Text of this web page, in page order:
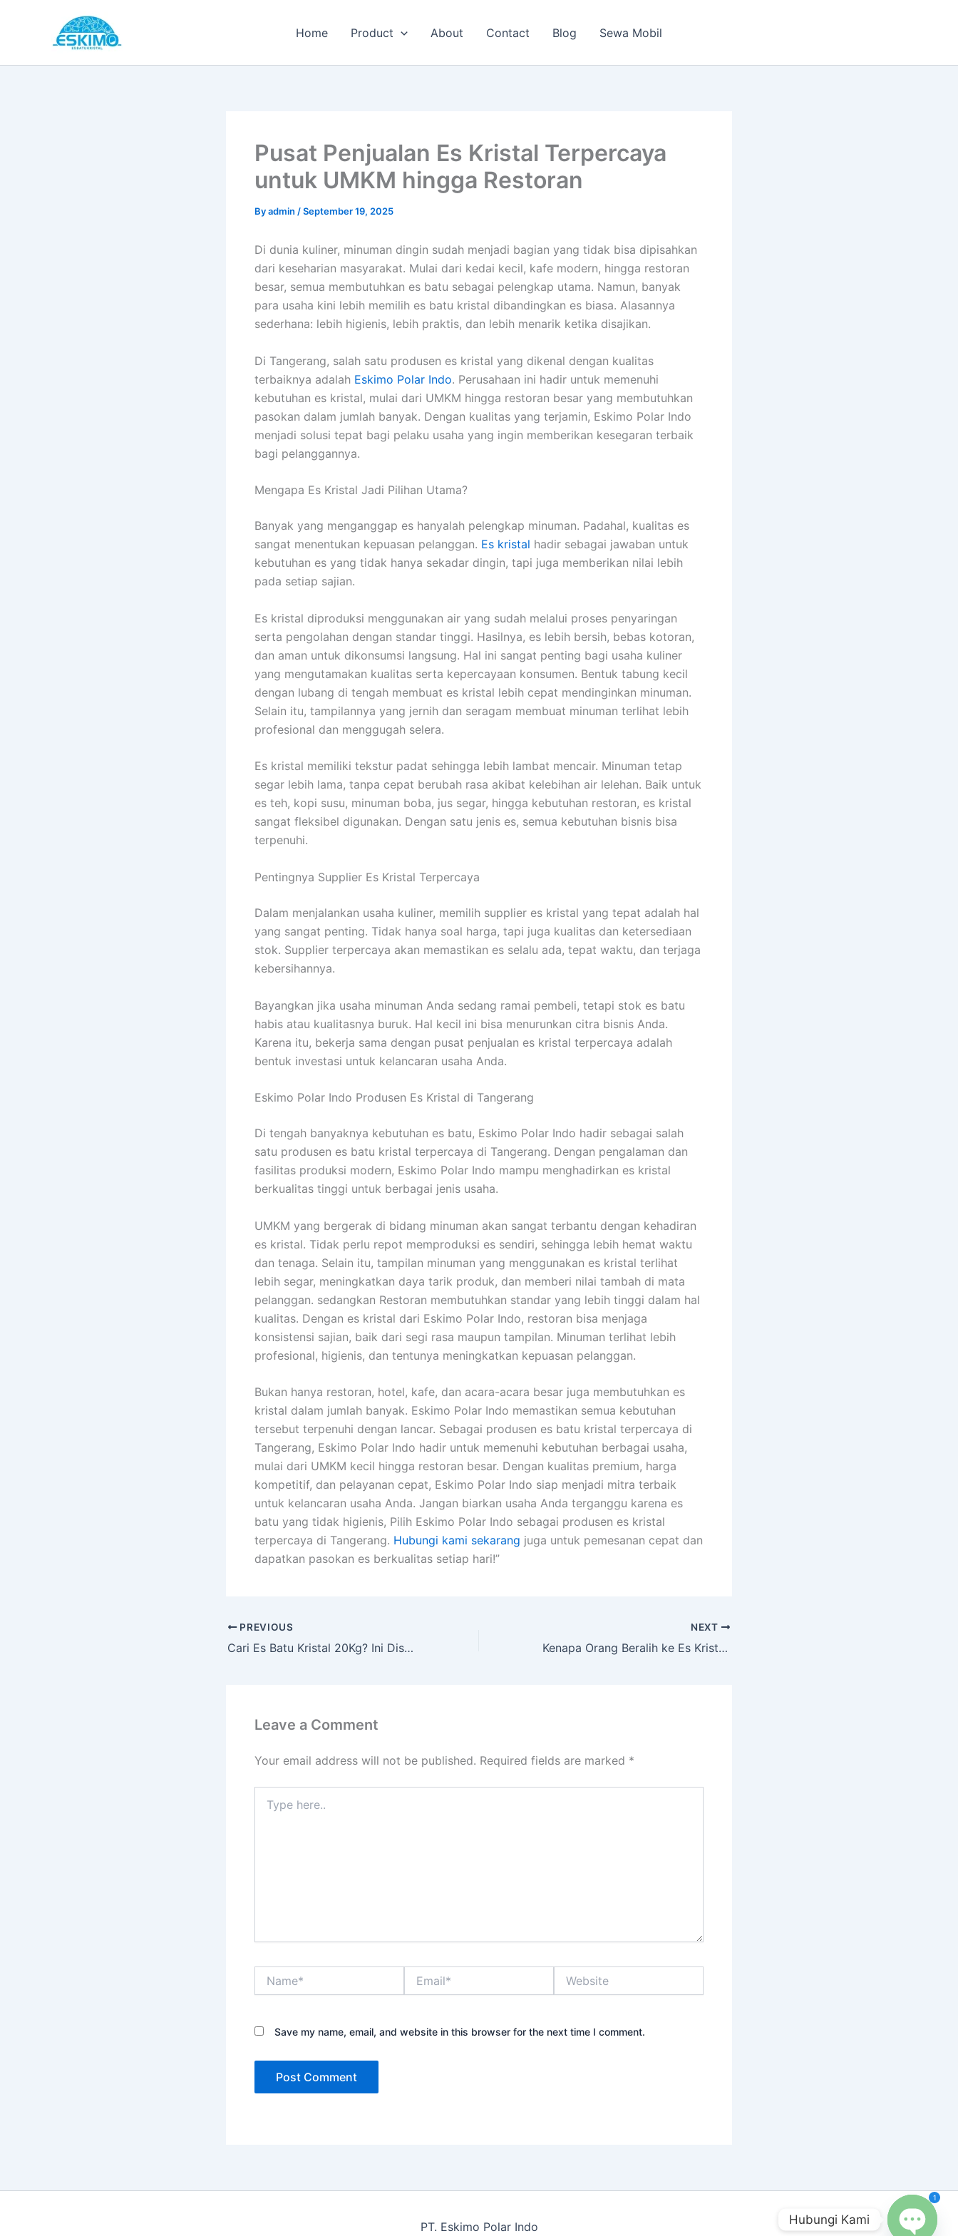
Home Product About Contact Blog Sewa Mobil
Pusat Penjualan Es Kristal Terpercaya
untuk UMKM hingga Restoran
Byadmin /September 19, 2025
Di dunia kuliner, minuman dingin sudah menjadi bagian yang tidak bisa dipisahkan
dari keseharian masyarakat. Mulai dari kedai kecil, kafe modern, hingga restoran
besar, semua membutuhkan es batu sebagai pelengkap utama. Namun, banyak
para usaha kini lebih memilih es batu kristal dibandingkan es biasa. Alasannya
sederhana: lebih higienis, lebih praktis, dan lebih menarik ketika disajikan.
Di Tangerang, salah satu produsen es kristal yang dikenal dengan kualitas
terbaiknya adalah Eskimo Polar Indo. Perusahaan ini hadir untuk memenuhi
kebutuhan es kristal, mulai dari UMKM hingga restoran besar yang membutuhkan
pasokan dalam jumlah banyak. Dengan kualitas yang terjamin, Eskimo Polar Indo
menjadi solusi tepat bagi pelaku usaha yang ingin memberikan kesegaran terbaik
bagi pelanggannya.
Mengapa Es Kristal Jadi Pilihan Utama?
Banyak yang menganggap es hanyalah pelengkap minuman. Padahal, kualitas es
sangat menentukan kepuasan pelanggan. Es kristal hadir sebagai jawaban untuk
kebutuhan es yang tidak hanya sekadar dingin, tapi juga memberikan nilai lebih
pada setiap sajian.
Es kristal diproduksi menggunakan air yang sudah melalui proses penyaringan
serta pengolahan dengan standar tinggi. Hasilnya, es lebih bersih, bebas kotoran,
dan aman untuk dikonsumsi langsung. Hal ini sangat penting bagi usaha kuliner
yang mengutamakan kualitas serta kepercayaan konsumen. Bentuk tabung kecil
dengan lubang di tengah membuat es kristal lebih cepat mendinginkan minuman.
Selain itu, tampilannya yang jernih dan seragam membuat minuman terlihat lebih
profesional dan menggugah selera.
Es kristal memiliki tekstur padat sehingga lebih lambat mencair. Minuman tetap
segar lebih lama, tanpa cepat berubah rasa akibat kelebihan air lelehan. Baik untuk
es teh, kopi susu, minuman boba, jus segar, hingga kebutuhan restoran, es kristal
sangat fleksibel digunakan. Dengan satu jenis es, semua kebutuhan bisnis bisa
terpenuhi.
Pentingnya Supplier Es Kristal Terpercaya
Dalam menjalankan usaha kuliner, memilih supplier es kristal yang tepat adalah hal
yang sangat penting. Tidak hanya soal harga, tapi juga kualitas dan ketersediaan
stok. Supplier terpercaya akan memastikan es selalu ada, tepat waktu, dan terjaga
kebersihannya.
Bayangkan jika usaha minuman Anda sedang ramai pembeli, tetapi stok es batu
habis atau kualitasnya buruk. Hal kecil ini bisa menurunkan citra bisnis Anda.
Karena itu, bekerja sama dengan pusat penjualan es kristal terpercaya adalah
bentuk investasi untuk kelancaran usaha Anda.
Eskimo Polar Indo Produsen Es Kristal di Tangerang
Di tengah banyaknya kebutuhan es batu, Eskimo Polar Indo hadir sebagai salah
satu produsen es batu kristal terpercaya di Tangerang. Dengan pengalaman dan
fasilitas produksi modern, Eskimo Polar Indo mampu menghadirkan es kristal
berkualitas tinggi untuk berbagai jenis usaha.
UMKM yang bergerak di bidang minuman akan sangat terbantu dengan kehadiran
es kristal. Tidak perlu repot memproduksi es sendiri, sehingga lebih hemat waktu
dan tenaga. Selain itu, tampilan minuman yang menggunakan es kristal terlihat
lebih segar, meningkatkan daya tarik produk, dan memberi nilai tambah di mata
pelanggan. sedangkan Restoran membutuhkan standar yang lebih tinggi dalam hal
kualitas. Dengan es kristal dari Eskimo Polar Indo, restoran bisa menjaga
konsistensi sajian, baik dari segi rasa maupun tampilan. Minuman terlihat lebih
profesional, higienis, dan tentunya meningkatkan kepuasan pelanggan.
Bukan hanya restoran, hotel, kafe, dan acara-acara besar juga membutuhkan es
kristal dalam jumlah banyak. Eskimo Polar Indo memastikan semua kebutuhan
tersebut terpenuhi dengan lancar. Sebagai produsen es batu kristal terpercaya di
Tangerang, Eskimo Polar Indo hadir untuk memenuhi kebutuhan berbagai usaha,
mulai dari UMKM kecil hingga restoran besar. Dengan kualitas premium, harga
kompetitif, dan pelayanan cepat, Eskimo Polar Indo siap menjadi mitra terbaik
untuk kelancaran usaha Anda. Jangan biarkan usaha Anda terganggu karena es
batu yang tidak higienis, Pilih Eskimo Polar Indo sebagai produsen es kristal
terpercaya di Tangerang. Hubungi kami sekarang juga untuk pemesanan cepat dan
dapatkan pasokan es berkualitas setiap hari!”
PREVIOUS
Cari Es Batu Kristal 20Kg? Ini Distributor Terdekat dengan Harga Terbaik
NEXT
Kenapa Orang Beralih ke Es Kristal? Jawabannya Ada di Sini
Leave a Comment
Your email address will not be published. Required fields are marked *
here..
Save my name, email, and website in this browser for the next time I comment.
PT. Eskimo Polar Indo
Hubungi Kami
1